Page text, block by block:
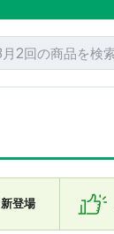
新登場